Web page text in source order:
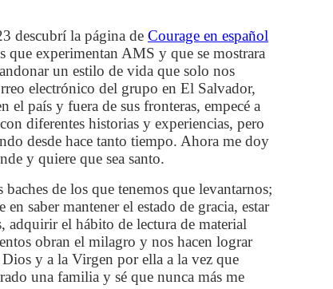
descubrí la página de Courage en español
que experimentan AMS y que se mostrara
un estilo de vida que solo nos
electrónico del grupo en El Salvador,
el país y fuera de sus fronteras, empecé a
diferentes historias y experiencias, pero
desde hace tanto tiempo. Ahora me doy
y quiere que sea santo.
de los que tenemos que levantarnos;
saber mantener el estado de gracia, estar
adquirir el hábito de lectura de material
obran el milagro y nos hacen lograr
Dios y a la Virgen por ella a la vez que
una familia y sé que nunca más me